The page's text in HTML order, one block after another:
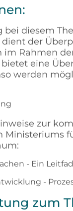
diesem
der
im Rahmen
eine
werden
zur
Ministeriums
- Ein
-
zum